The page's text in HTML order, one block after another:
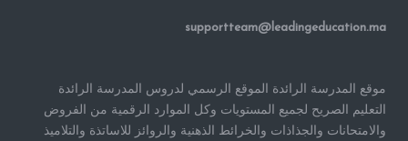
supportteam@leadingeducation.ma
موقع المدرسة الرائدة الموقع الرسمي لدروس المدرسة الرائدة
التعليم الصريح لجميع المستويات وكل الموارد الرقمية من الفروض
والامتحانات والجذاذات والخرائط الذهنية والروائز للاساتذة والتلاميذ